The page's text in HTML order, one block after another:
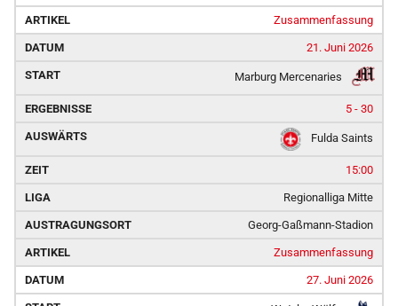
Zusammenfassung
21. Juni 2026
Marburg Mercenaries
5 - 30
Fulda Saints
15:00
Regionalliga Mitte
Georg-Gaßmann-Stadion
Zusammenfassung
27. Juni 2026